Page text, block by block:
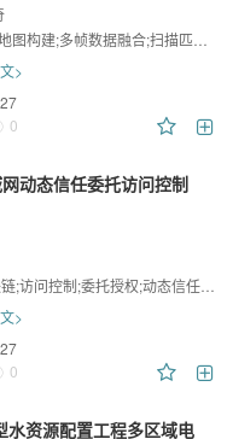
建;多帧数据融合;扫描匹配;位姿估计
>
0
动态信任委托访问控制
问控制;委托授权;动态信任评估;智能合约
>
0
资源配置工程多区域电